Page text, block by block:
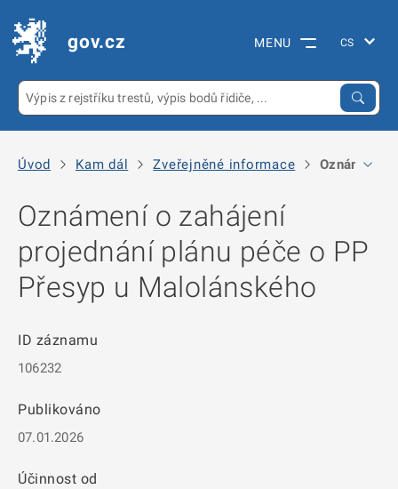
gov.cz MENU
Úvod Kam dál Zveřejněné informace Oznámení o
Oznámení o zahájení
projednání plánu péče o PP
Přesyp u Malolánského
ID záznamu
106232
Publikováno
07.01.2026
Účinnost od